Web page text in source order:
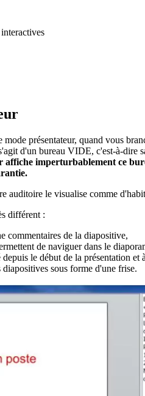
présentateur, quand vous
d'un bureau VIDE, c'est-à-dire
affiche imperturbablement ce
auditoire le visualise comme
différent :
commentaires de la diapositive,
de naviguer dans le
le début de la présentation et
sous forme d'une frise.